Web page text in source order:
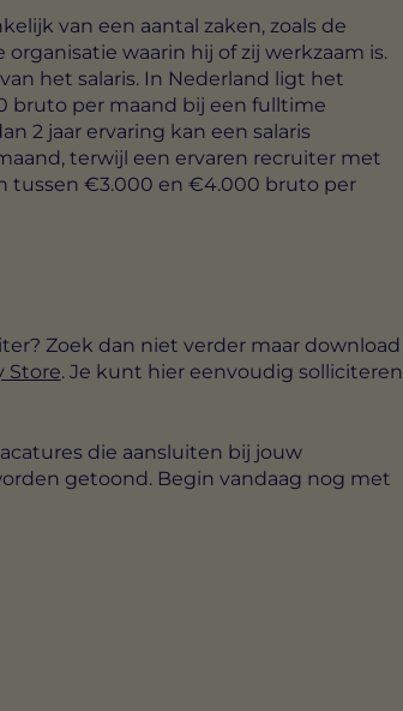
van een aantal zaken, zoals de
waarin hij of zij werkzaam is.
het salaris. In Nederland ligt het
bruto per maand bij een fulltime
2 jaar ervaring kan een salaris
terwijl een ervaren recruiter met
tussen €3.000 en €4.000 bruto per
Zoek dan niet verder maar download
Store. Je kunt hier eenvoudig solliciteren
die aansluiten bij jouw
getoond. Begin vandaag nog met